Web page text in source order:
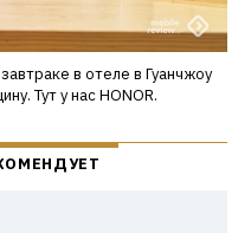
в отеле в Гуанчжоу
Тут у нас HONOR.